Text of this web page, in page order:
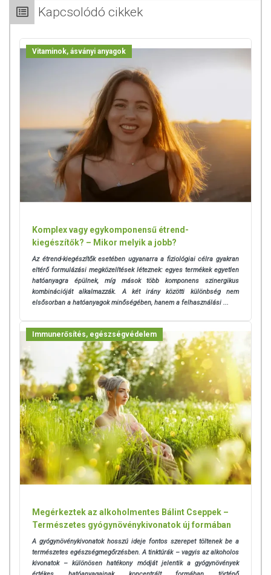
Kapcsolódó cikkek
Vitaminok, ásványi anyagok
Komplex vagy egykomponensű étrend-
kiegészítők? – Mikor melyik a jobb?
Az étrend-kiegészítők esetében ugyanarra a fiziológiai célra gyakran
eltérő formulázási megközelítések léteznek: egyes termékek egyetlen
hatóanyagra épülnek, míg mások több komponens szinergikus
kombinációját alkalmazzák. A két irány közötti különbség nem
elsősorban a hatóanyagok minőségében, hanem a felhasználási ...
Immunerősítés, egészségvédelem
Megérkeztek az alkoholmentes Bálint Cseppek –
Természetes gyógynövénykivonatok új formában
A gyógynövénykivonatok hosszú ideje fontos szerepet töltenek be a
természetes egészségmegőrzésben. A tinktúrák – vagyis az alkoholos
kivonatok – különösen hatékony módját jelentik a gyógynövények